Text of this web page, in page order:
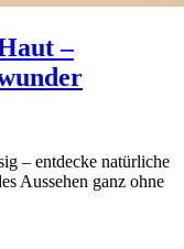
–
– entdecke natürliche
Aussehen ganz ohne